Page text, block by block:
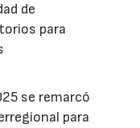
de
para
se remarcó
para